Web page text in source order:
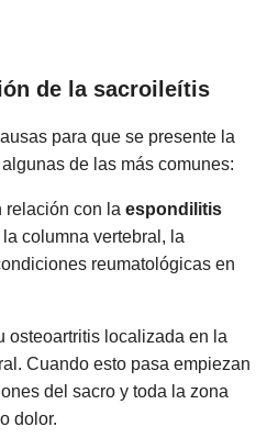
de la sacroileítis
para que se presente la
de las más comunes:
relación con la espondilitis
columna vertebral, la
reumatológicas en
osteoartritis localizada en la
Cuando esto pasa empiezan
del sacro y toda la zona
dolor.